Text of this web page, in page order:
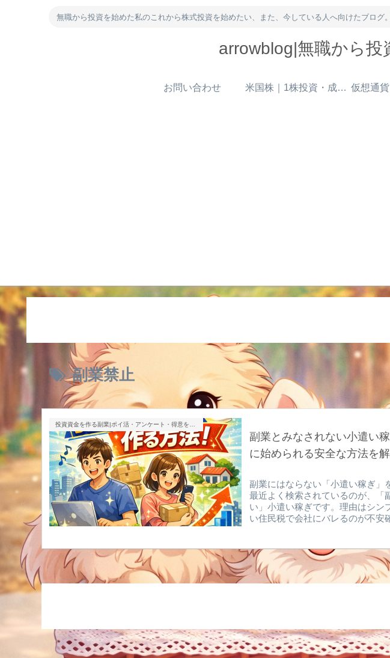
無職から投資を始めた私のこれから株式投資を始めたい、また、今している人へ向けたブロ
arrowblog|無職から
お問い合わせ 米国株｜1株投資・成長株 仮想通
副業禁止
副業とみなされない小遣い
に始められる安全な方法を
副業にはならない「小遣い稼ぎ」
最近よく検索されているのが、「
い」小遣い稼ぎです。理由はシン
い住民税で会社にバレるのが不安
ベル”で、リスクの低い収入は非
ない収入の考え方重要なのはこ
性が弱いもの👉 少額・単発・労
「副業」とはみなされにくい傾
は税務署・会社規定ですが、多く